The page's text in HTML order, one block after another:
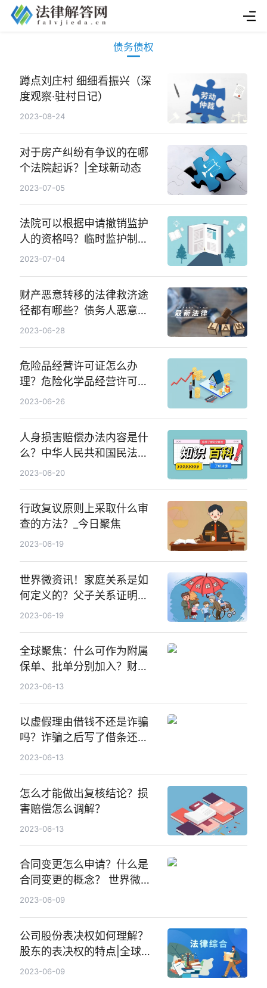
债务债权
蹲点刘庄村 细细看振兴（深
度观察·驻村日记）
2023-08-24
对于房产纠纷有争议的在哪
个法院起诉？|全球新动态
2023-07-05
法院可以根据申请撤销监护
人的资格吗？临时监护制度
指的是什么？
2023-07-04
财产恶意转移的法律救济途
径都有哪些？债务人恶意转
移财产要判刑吗？
2023-06-28
危险品经营许可证怎么办
理？危险化学品经营许可证
办理所需材料都有什么？
2023-06-26
人身损害赔偿办法内容是什
么？中华人民共和国民法典
第一千一百七十九条内容是
2023-06-20
行政复议原则上采取什么审
查的方法？_今日聚焦
2023-06-19
世界微资讯！家庭关系是如
何定义的？父子关系证明如
何办理？
2023-06-19
全球聚焦：什么可作为附属
保单、批单分别加入？财产
保险合同的主要条款有哪
2023-06-13
以虚假理由借钱不还是诈骗
吗？诈骗之后写了借条还能
算诈骗吗？
2023-06-13
怎么才能做出复核结论？损
害赔偿怎么调解？
2023-06-13
合同变更怎么申请？什么是
合同变更的概念？ 世界微头
条
2023-06-09
公司股份表决权如何理解？
股东的表决权的特点|全球热
议
2023-06-09